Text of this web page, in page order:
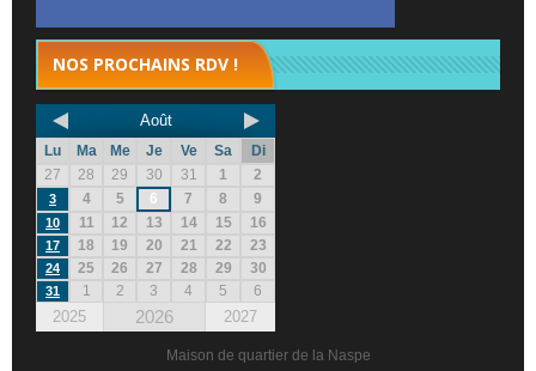
NOS PROCHAINS RDV !
Août
Lu Ma Me Je Ve Sa
Di
27
28 29 30 31 1 2
3 4 5 6 7 8 9
10 11 12 13 14 15 16
17 18 19 20 21 22 23
24 25 26 27 28 29 30
31 1 2 3 4 5 6
2025 2026 2027
Maison de quartier de la Naspe